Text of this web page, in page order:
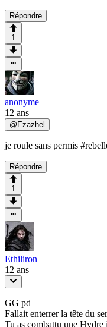
Répondre
1
anonyme
12 ans
@Ezazhel
je roule sans permis
Répondre
1
Ethiliron
12 ans
GG pd
Fallait enterrer la tête du
Tu as combattu une Hydre